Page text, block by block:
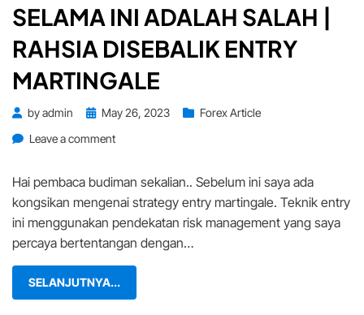
SELAMA INI ADALAH SALAH |
RAHSIA DISEBALIK ENTRY
MARTINGALE
byadmin
PostedMay 26, 2023
Forex Article
Leave a commenton
ANDA
TAHU
SELAMA
INI
ADALAH
|
Hai pembaca budiman sekalian.. Sebelum ini saya ada
kongsikan mengenai strategy entry martingale. Teknik entry
ini menggunakan pendekatan risk management yang saya
percaya bertentangan dengan…
SELANJUTNYA...